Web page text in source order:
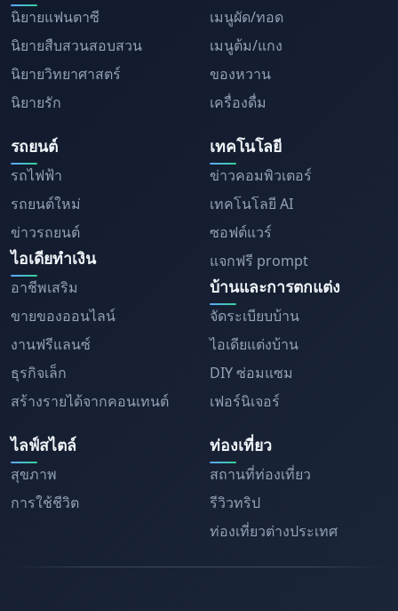
นิยายแฟนตาซี
นิยายสืบสวนสอบสวน
นิยายวิทยาศาสตร์
นิยายรัก
เมนูผัด/ทอด
เมนูต้ม/แกง
ของหวาน
เครื่องดื่ม
รถยนต์
รถไฟฟ้า
รถยนต์ใหม่
ข่าวรถยนต์
ไอเดียทำเงิน
อาชีพเสริม
ขายของออนไลน์
งานฟรีแลนซ์
ธุรกิจเล็ก
สร้างรายได้จากคอนเทนต์
เทคโนโลยี
ข่าวคอมพิวเตอร์
เทคโนโลยี AI
ซอฟต์แวร์
แจกฟรี prompt
บ้านและการตกแต่ง
จัดระเบียบบ้าน
ไอเดียแต่งบ้าน
DIY ซ่อมแซม
เฟอร์นิเจอร์
ไลฟ์สไตล์
สุขภาพ
การใช้ชีวิต
ท่องเที่ยว
สถานที่ท่องเที่ยว
รีวิวทริป
ท่องเที่ยวต่างประเทศ